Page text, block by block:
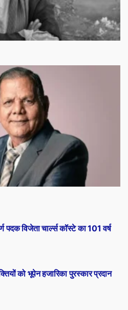
को भूपेन हजारिका पुरस्कार प्रदान
विजेता चार्ल्स कॉस्टे का 101 वर्ष